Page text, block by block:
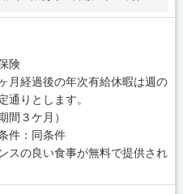
険
月経過後の年次有給休暇は週の
通りとします。
間３ケ月）
件：同条件
スの良い食事が無料で提供され